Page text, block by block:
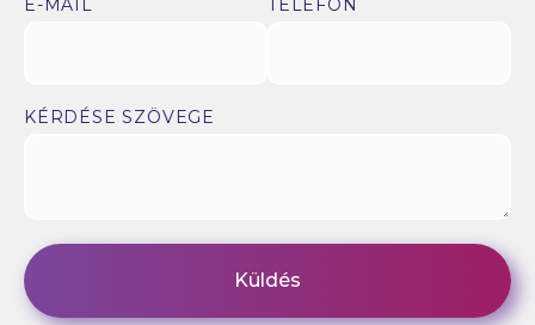
E-MAIL TELEFON
KÉRDÉSE SZÖVEGE